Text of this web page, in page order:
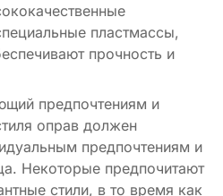
пластмассы,
прочность и
предпочтениям и
оправ должен
предпочтениям и
Некоторые предпочитают
стили, в то время как